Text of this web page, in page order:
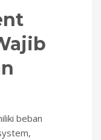
beban